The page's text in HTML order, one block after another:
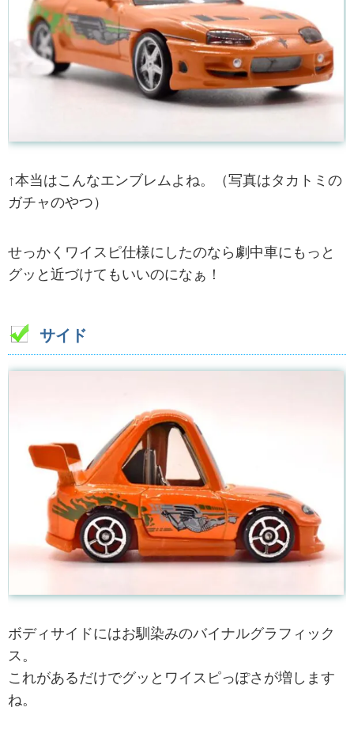
↑本当はこんなエンブレムよね。（写真はタカトミの
ガチャのやつ）
せっかくワイスピ仕様にしたのなら劇中車にもっと
グッと近づけてもいいのになぁ！
サイド
ボディサイドにはお馴染みのバイナルグラフィック
ス。
これがあるだけでグッとワイスピっぽさが増します
ね。